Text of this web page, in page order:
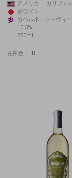
アメリカ カリフォ
赤ワイン
カベルネ・ソーヴィ
10.5%
750ml
在庫数： 8